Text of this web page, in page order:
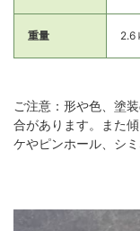
重量 2.6
ご注意：形や色、塗
合があります。また
ケやピンホール、シ